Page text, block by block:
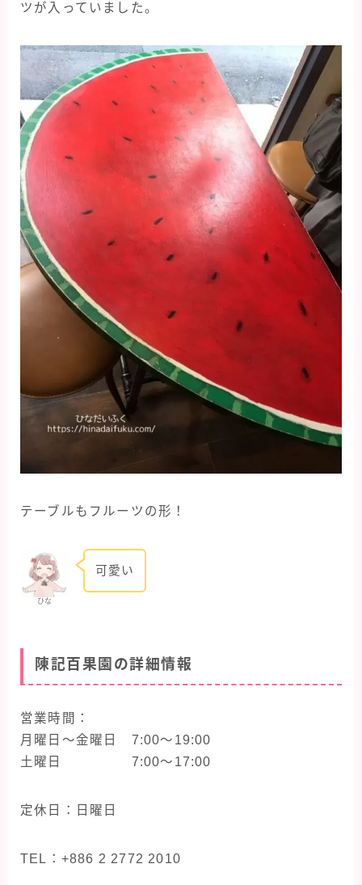
ツが入っていました。
テーブルもフルーツの形！
ひな
可愛い
陳記百果園の詳細情報
営業時間：
月曜日〜金曜日 7:00〜19:00
土曜日 7:00〜17:00
定休日：日曜日
TEL：+886 2 2772 2010